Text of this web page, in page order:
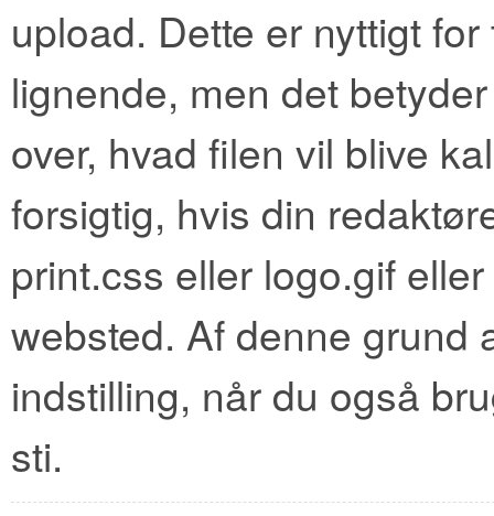
upload. Dette er nyttigt
lignende, men det
over, hvad filen vil blive
forsigtig, hvis din
print.css eller logo.gif
websted. Af denne grund
indstilling, når du også
sti.